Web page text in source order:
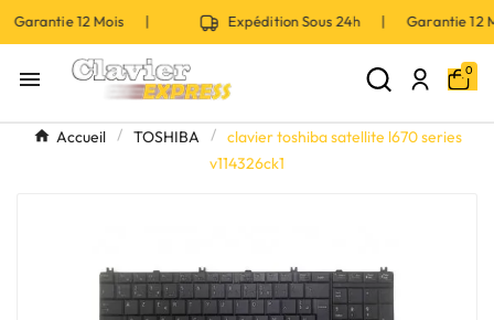
12 Mois | Expédition Sous 24h | Garantie
 0
Accueil TOSHIBA
clavier toshiba satellite l670 series
v114326ck1